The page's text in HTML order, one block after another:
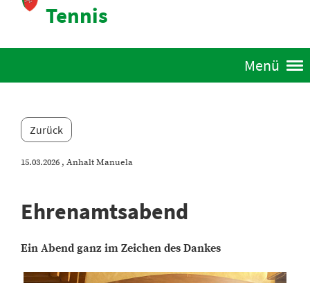
Tennis
Menü
Zurück
15.03.2026 , Anhalt Manuela
Ehrenamtsabend
Ein Abend ganz im Zeichen des Dankes